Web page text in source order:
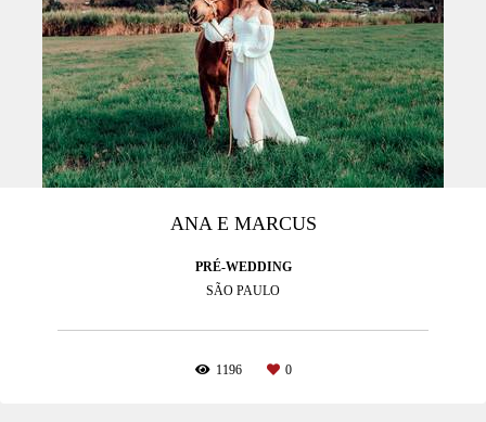
ANA E MARCUS
PRÉ-WEDDING
SÃO PAULO
1196 0